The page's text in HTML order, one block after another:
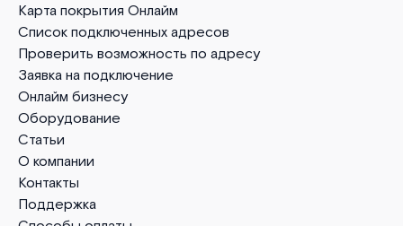
Карта покрытия Онлайм
Список подключенных адресов
Проверить возможность по адресу
Заявка на подключение
Онлайм бизнесу
Оборудование
Статьи
О компании
Контакты
Поддержка